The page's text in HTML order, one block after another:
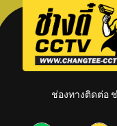
ช่องทางติดต่อ ช่